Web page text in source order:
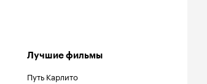
Лучшие фильмы
Путь Карлито